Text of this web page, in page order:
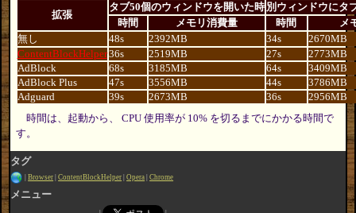
拡張
タブ50個のウィンドウを開いた時 別ウィンドウにタ
時間
メモリ消費量 時間
メ
無し
48s 2392MB 34s
2670MB
ContentBlockHelper36s 2519MB 27s
2773MB
AdBlock
68s 3185MB 64s
3409MB
AdBlock Plus
47s 3556MB 44s
3786MB
Adguard
39s 2673MB 36s
2956MB
時間は、起動から、 CPU 使用率が 10% を切るまでにかかる時間で
す。
タグ
Browser ContentBlockHelper Opera Chrome
メニュー